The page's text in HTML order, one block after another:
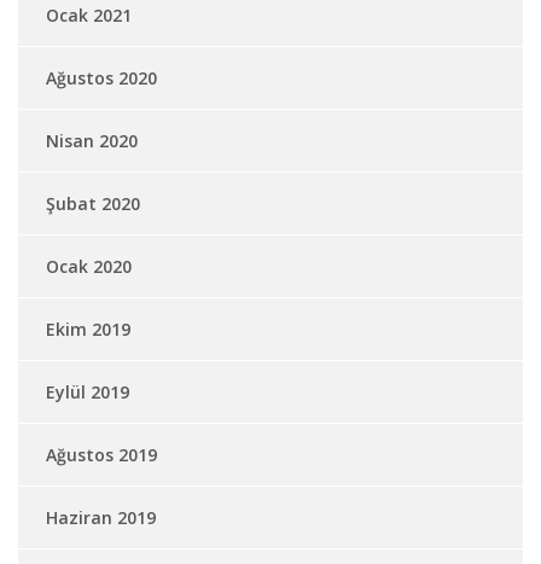
Ocak 2021
Ağustos 2020
Nisan 2020
Şubat 2020
Ocak 2020
Ekim 2019
Eylül 2019
Ağustos 2019
Haziran 2019